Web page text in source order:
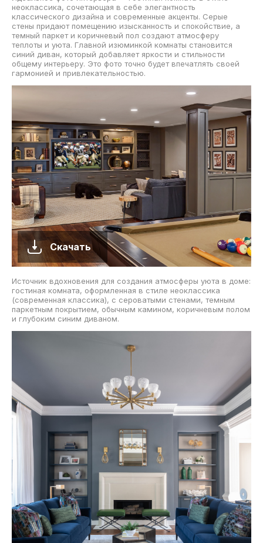
неоклассика, сочетающая в себе элегантность
классического дизайна и современные акценты. Серые
стены придают помещению изысканность и спокойствие, а
темный паркет и коричневый пол создают атмосферу
теплоты и уюта. Главной изюминкой комнаты становится
синий диван, который добавляет яркости и стильности
общему интерьеру. Это фото точно будет впечатлять своей
гармонией и привлекательностью.
Скачать
Источник вдохновения для создания атмосферы уюта в доме:
гостиная комната, оформленная в стиле неоклассика
(современная классика), с сероватыми стенами, темным
паркетным покрытием, обычным камином, коричневым полом
и глубоким синим диваном.